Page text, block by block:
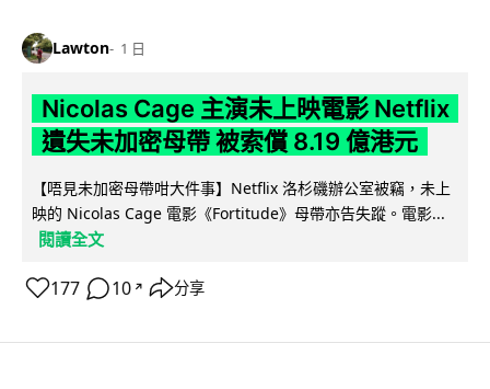
Lawton 1 日
Nicolas Cage 主演未上映電影 Netflix
遺失未加密母帶 被索償 8.19 億港元
【唔見未加密母帶咁大件事】Netflix 洛杉磯辦公室被竊，未上
映的 Nicolas Cage 電影《Fortitude》母帶亦告失蹤。電影...
閱讀全文
177 10 ↗ 分享